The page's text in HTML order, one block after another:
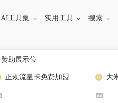
AI工具集 实用工具 搜索
赞助展示位
正规流量卡免费加盟合作 大